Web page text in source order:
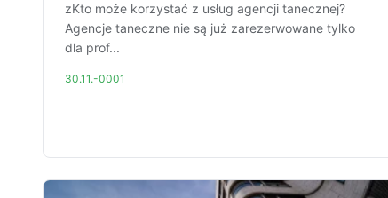
zKto może korzystać z usług agencji tanecznej?
Agencje taneczne nie są już zarezerwowane tylko
dla prof...
30.11.-0001